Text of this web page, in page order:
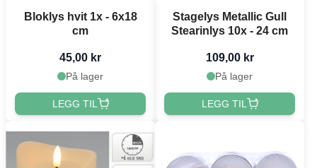
Bloklys hvit 1x - 6x18
cm
45,00 kr
På lager
LEGG TIL
Stagelys Metallic Gull
Stearinlys 10x - 24 cm
109,00 kr
På lager
LEGG TIL